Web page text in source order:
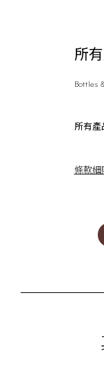
所
Bottles
所有產
條款細